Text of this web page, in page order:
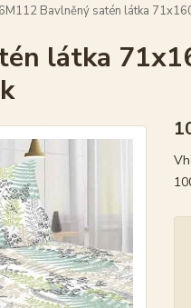
6M112 Bavlněný satén látka
látka